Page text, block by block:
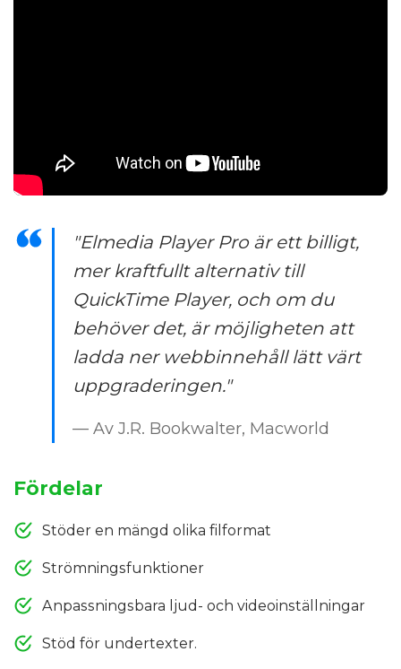
"Elmedia Player Pro är ett billigt,
mer kraftfullt alternativ till
QuickTime Player, och om du
behöver det, är möjligheten att
ladda ner webbinnehåll lätt värt
uppgraderingen."
— Av J.R. Bookwalter, Macworld
Fördelar
Stöder en mängd olika filformat
Strömningsfunktioner
Anpassningsbara ljud- och videoinställningar
Stöd för undertexter.